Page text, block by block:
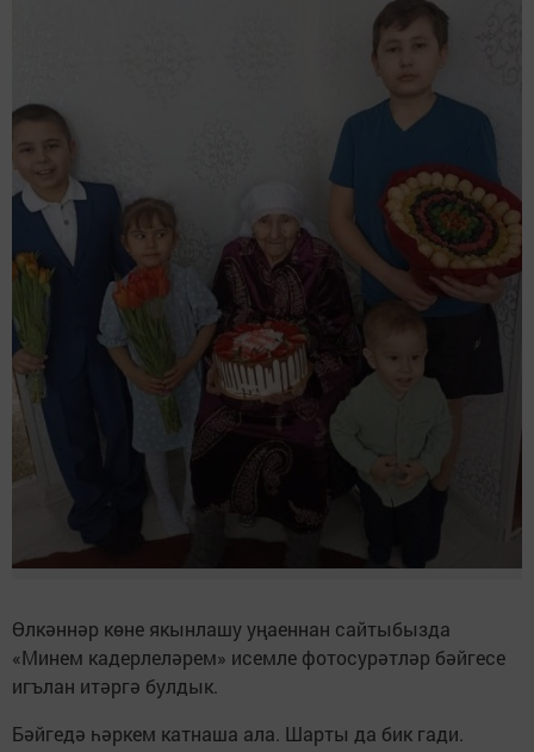
Өлкәннәр көне якынлашу уңаеннан сайтыбызда
«Минем кадерлеләрем» исемле фотосурәтләр бәйгесе
игълан итәргә булдык.
Бәйгедә һәркем катнаша ала. Шарты да бик гади.